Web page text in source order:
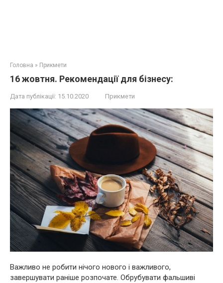
Головна » Прикмети
16 жовтня. Рекомендації для бізнесу:
Дата публікації: 15.10.2020 Прикмети
Важливо не робити нічого нового і важливого,
завершувати раніше розпочате. Обрубувати фальшиві